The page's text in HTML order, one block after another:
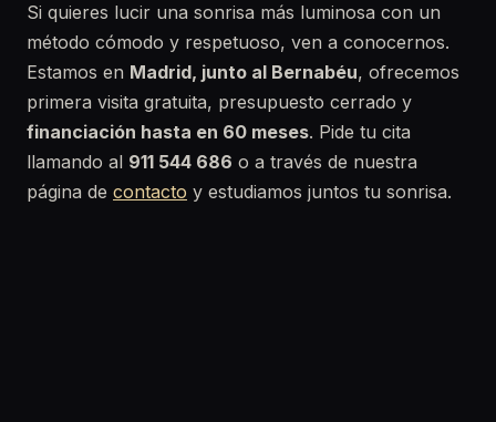
Si quieres lucir una sonrisa más luminosa con un
método cómodo y respetuoso, ven a conocernos.
Estamos en Madrid, junto al Bernabéu, ofrecemos
primera visita gratuita, presupuesto cerrado y
financiación hasta en 60 meses. Pide tu cita
llamando al 911 544 686 o a través de nuestra
página de contacto y estudiamos juntos tu sonrisa.